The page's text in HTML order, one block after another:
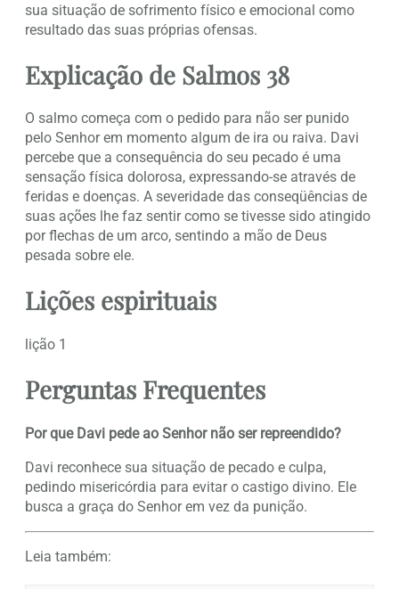
sua situação de sofrimento físico e emocional como
resultado das suas próprias ofensas.
Explicação de Salmos 38
O salmo começa com o pedido para não ser punido
pelo Senhor em momento algum de ira ou raiva. Davi
percebe que a consequência do seu pecado é uma
sensação física dolorosa, expressando-se através de
feridas e doenças. A severidade das conseqüências de
suas ações lhe faz sentir como se tivesse sido atingido
por flechas de um arco, sentindo a mão de Deus
pesada sobre ele.
Lições espirituais
lição 1
Perguntas Frequentes
Por que Davi pede ao Senhor não ser repreendido?
Davi reconhece sua situação de pecado e culpa,
pedindo misericórdia para evitar o castigo divino. Ele
busca a graça do Senhor em vez da punição.
Leia também: